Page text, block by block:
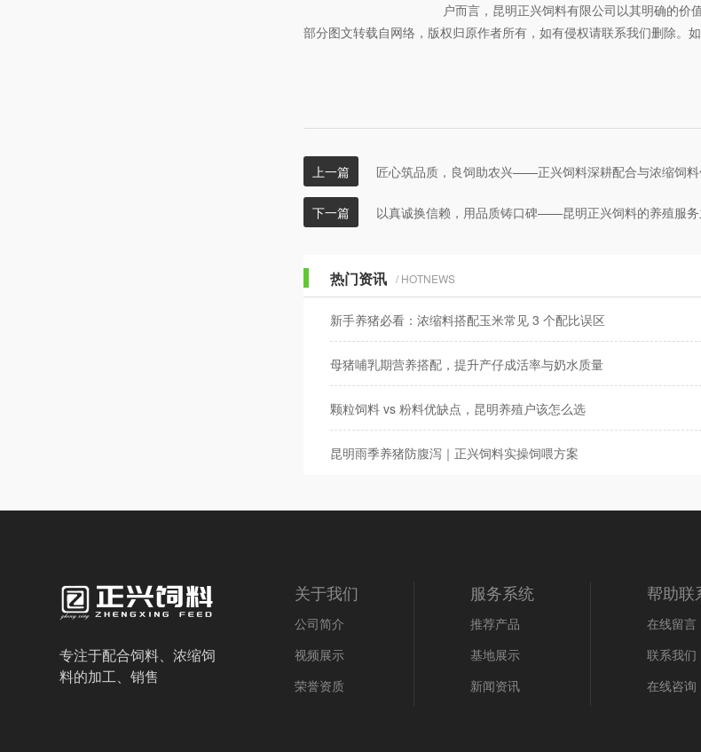
户而言，昆明正兴饲料有限公司以其明确的价
部分图文转载自网络，版权归原作者所有，如有侵权请联系我们删除。
上一篇 匠心筑品质，良饲助农兴——正兴饲料深耕配合与浓缩饲
下一篇 以真诚换信赖，用品质铸口碑——昆明正兴饲料的养殖服务
热门资讯 / HOTNEWS
新手养猪必看：浓缩料搭配玉米常见 3 个配比误区
母猪哺乳期营养搭配，提升产仔成活率与奶水质量
颗粒饲料 vs 粉料优缺点，昆明养殖户该怎么选
昆明雨季养猪防腹泻｜正兴饲料实操饲喂方案
专注于配合饲料、浓缩饲
料的加工、销售
关于我们
公司简介
视频展示
荣誉资质
服务系统
推荐产品
基地展示
新闻资讯
帮助联
在线留言
联系我们
在线咨询